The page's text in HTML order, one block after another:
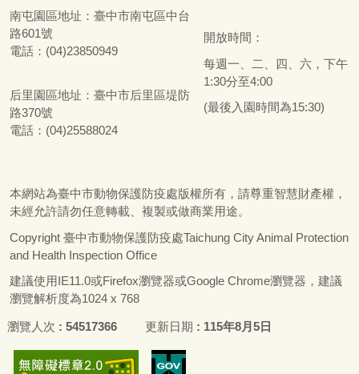
南屯園區地址： 臺中市南屯區中台
路601號
電話：(04)23850949
后里園區地址： 臺中市后里區堤防
路370號
電話：(04)25588024
開放時間：
每週一、二、四、六，下午
1:30分至4:00
(最後入園時間為15:30)
本網站為臺中市動物保護防疫處版權所有，請尊重智慧財產權，
未經允許請勿任意轉載、複製或做商業用途。
Copyright 臺中市動物保護防疫處Taichung City Animal Protection
and Health Inspection Office
建議使用IE11.0或Firefox瀏覽器或Google Chrome瀏覽器，建議
瀏覽解析度為1024 x 768
瀏覽人次 54517366 更新日期 115年8月5日